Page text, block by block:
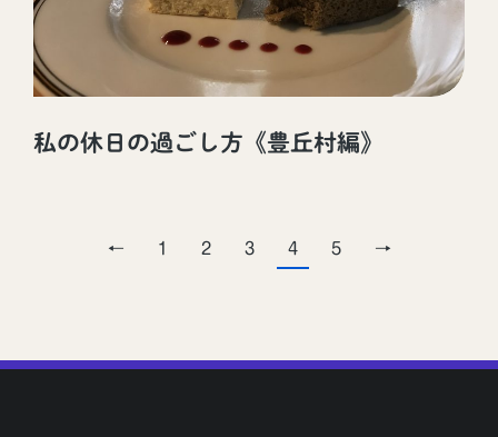
私の休日の過ごし方《豊丘村編》
← 1 2 3 4 5 →